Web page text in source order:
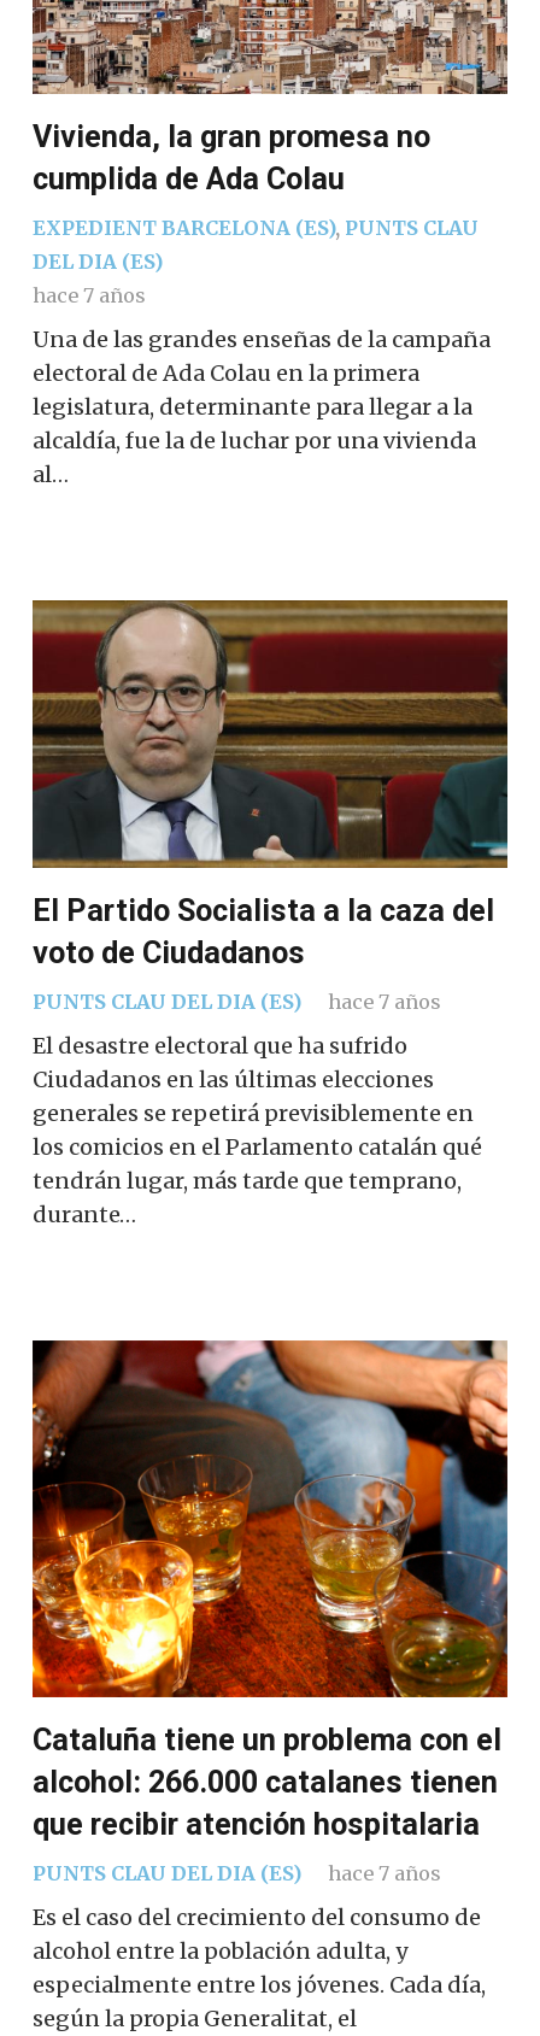
Vivienda, la gran promesa no
cumplida de Ada Colau
EXPEDIENT BARCELONA (ES), PUNTS CLAU
DEL DIA (ES)
hace 7 años
Una de las grandes enseñas de la campaña
electoral de Ada Colau en la primera
legislatura, determinante para llegar a la
alcaldía, fue la de luchar por una vivienda
al…
El Partido Socialista a la caza del
voto de Ciudadanos
PUNTS CLAU DEL DIA (ES) hace 7 años
El desastre electoral que ha sufrido
Ciudadanos en las últimas elecciones
generales se repetirá previsiblemente en
los comicios en el Parlamento catalán qué
tendrán lugar, más tarde que temprano,
durante…
Cataluña tiene un problema con el
alcohol: 266.000 catalanes tienen
que recibir atención hospitalaria
PUNTS CLAU DEL DIA (ES) hace 7 años
Es el caso del crecimiento del consumo de
alcohol entre la población adulta, y
especialmente entre los jóvenes. Cada día,
según la propia Generalitat, el